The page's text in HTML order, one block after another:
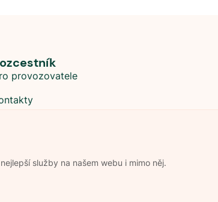
služby na našem webu i mimo něj.
provozovatele